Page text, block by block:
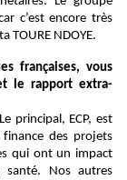
c’est encore très
TOURE NDOYE.
françaises, vous
le rapport extra-
principal, ECP, est
finance des projets
qui ont un impact
Nos autres